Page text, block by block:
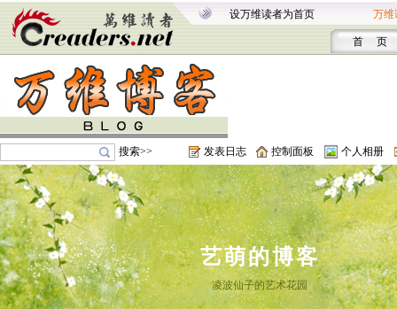
设万维读者为首页 万维
首 页
搜索>> 发表日志 控制面板 个人相册
艺萌的博客
凌波仙子的艺术花园